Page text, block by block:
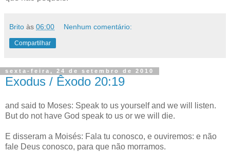
Brito às 06:00 Nenhum comentário:
Compartilhar
sexta-feira, 24 de setembro de 2010
Exodus / Êxodo 20:19
and said to Moses: Speak to us yourself and we will listen.
But do not have God speak to us or we will die.
E disseram a Moisés: Fala tu conosco, e ouviremos: e não
fale Deus conosco, para que não morramos.